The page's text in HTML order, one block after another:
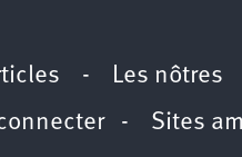
- Les nôtres
- Sites